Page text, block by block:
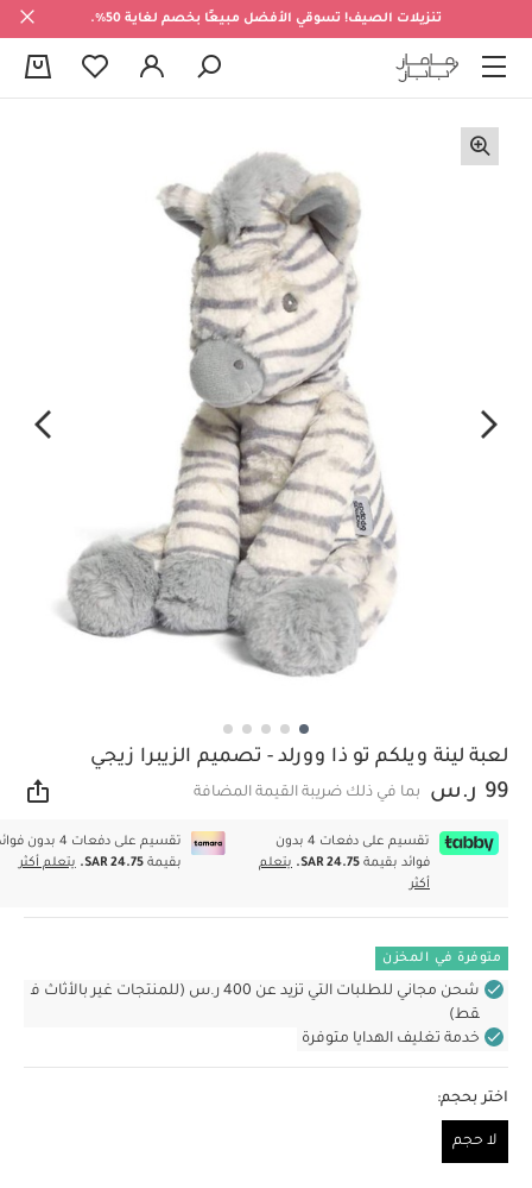
تنزيلات الصيف! تسوقي الأفضل مبيعًا بخصم لغاية 50%.
لعبة لينة ويلكم تو ذا وورلد - تصميم الزيبرا زيجي
99 ر.س بما في ذلك ضريبة القيمة المضافة
تقسيم على دفعات 4 بدون
فوائد بقيمة SAR 24.75.
يتعلم
أكثر
تقسيم على دفعات 4 بدون
بقيمةSAR 24.75. يتعلم أكثر
متوفرة في المخزن
شحن مجاني للطلبات التي تزيد عن 400 ر.س (للمنتجات غير بالأثاث ف
قط)
خدمة تغليف الهدايا متوفرة
اختر بحجم:
لا حجم